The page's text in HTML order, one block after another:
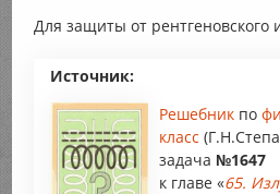
Для защиты от рентгеновского
Источник:
Решебник по
класс
задача №1647
к главе «65.